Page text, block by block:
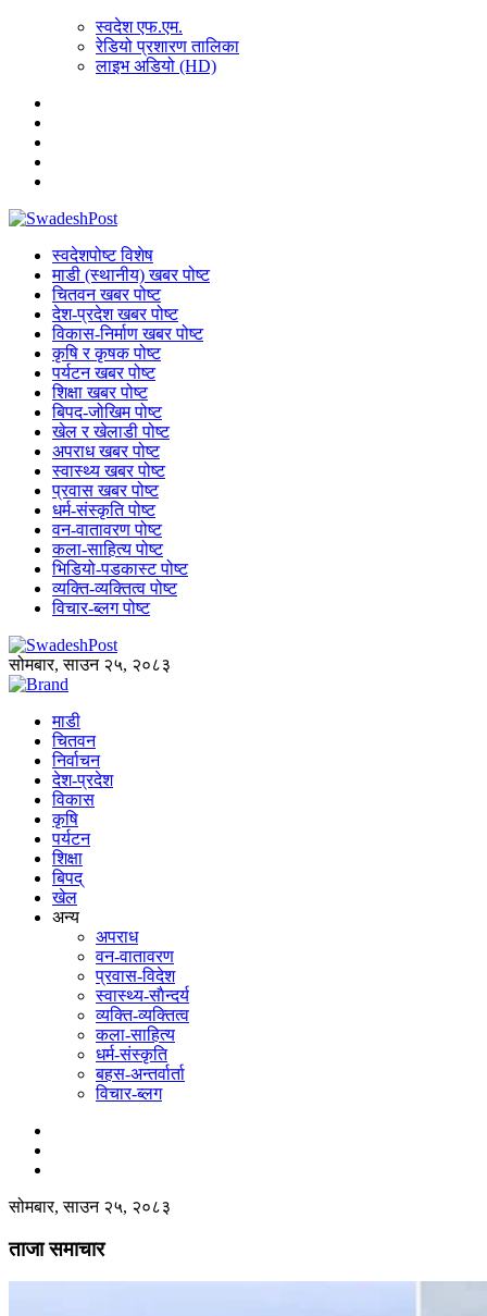
स्वदेश एफ.एम.
रेडियो प्रशारण तालिका
लाइभ अडियो (HD)
स्वदेशपोष्ट विशेष
माडी (स्थानीय) खबर पोष्ट
चितवन खबर पोष्ट
देश-प्रदेश खबर पोष्ट
विकास-निर्माण खबर पोष्ट
कृषि र कृषक पोष्ट
पर्यटन खबर पोष्ट
शिक्षा खबर पोष्ट
बिपद-जोखिम पोष्ट
खेल र खेलाडी पोष्ट
अपराध खबर पोष्ट
स्वास्थ्य खबर पोष्ट
प्रवास खबर पोष्ट
धर्म-संस्कृति पोष्ट
वन-वातावरण पोष्ट
कला-साहित्य पोष्ट
भिडियो-पडकास्ट पोष्ट
व्यक्ति-व्यक्तित्व पोष्ट
विचार-ब्लग पोष्ट
सोमबार, साउन २५, २०८३
माडी
चितवन
निर्वाचन
देश-प्रदेश
विकास
कृषि
पर्यटन
शिक्षा
बिपद्
खेल
अन्य
अपराध
वन-वातावरण
प्रवास-विदेश
स्वास्थ्य-साैन्दर्य
व्यक्ति-व्यक्तित्व
कला-साहित्य
धर्म-संस्कृति
बहस-अन्तर्वार्ता
विचार-ब्लग
सोमबार, साउन २५, २०८३
ताजा समाचार